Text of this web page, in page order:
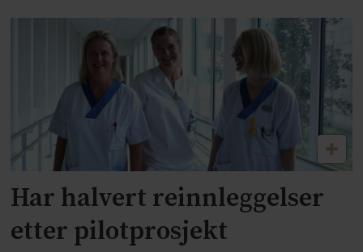
Har halvert reinnleggelser
etter pilotprosjekt